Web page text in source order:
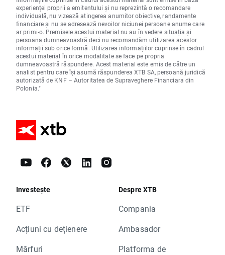
experienței proprii a emitentului și nu reprezintă o recomandare
individuală, nu vizează atingerea anumitor obiective, randamente
financiare și nu se adresează nevoilor niciunei persoane anume care
ar primi-o. Premisele acestui material nu au în vedere situația și
persoana dumneavoastră deci nu recomandăm utilizarea acestor
informații sub orice formă. Utilizarea informațiilor cuprinse în cadrul
acestui material în orice modalitate se face pe propria
dumneavoastră răspundere. Acest material este emis de către un
analist pentru care își asumă răspunderea XTB SA, persoană juridică
autorizată de KNF – Autoritatea de Supraveghere Financiara din
Polonia."
Investește
ETF
Acțiuni cu dețienere
Mărfuri
Despre XTB
Compania
Ambasador
Platforma de